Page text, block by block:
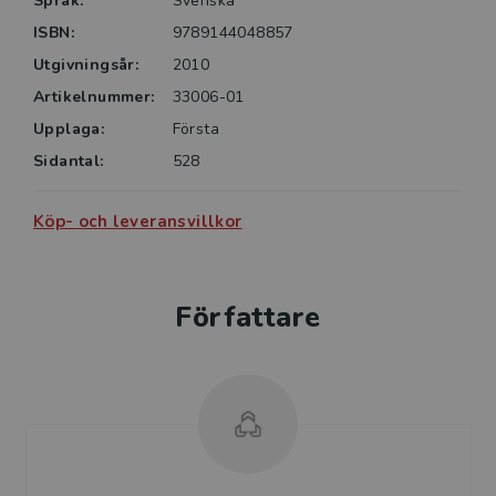
ISBN:
9789144048857
Utgivningsår:
2010
Artikelnummer:
33006-01
Upplaga:
Första
Sidantal:
528
Köp- och leveransvillkor
Författare